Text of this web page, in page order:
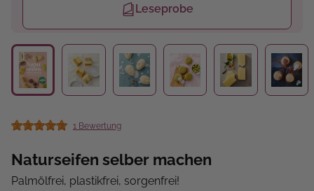
Leseprobe
Durchschnittliche Bewertung von 5 von 5 Sternen
1 Bewertung
Naturseifen selber machen
Palmölfrei, plastikfrei, sorgenfrei!